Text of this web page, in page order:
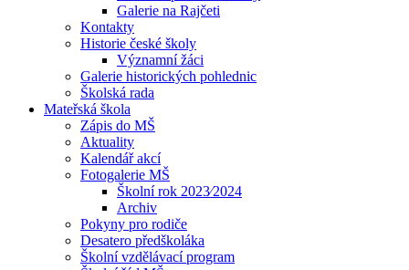
Galerie na Rajčeti
Kontakty
Historie české školy
Významní žáci
Galerie historických pohlednic
Školská rada
Mateřská škola
Zápis do MŠ
Aktuality
Kalendář akcí
Fotogalerie MŠ
Školní rok 2023⁄2024
Archiv
Pokyny pro rodiče
Desatero předškoláka
Školní vzdělávací program